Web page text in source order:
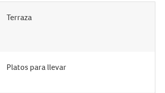
Terraza
Platos para llevar